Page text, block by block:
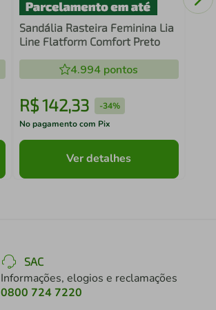
Sandália Rasteira Feminina Lia
Line Flatform Comfort Preto
4.994 pontos
R$142,33 -34%
No pagamento com Pix
Ver detalhes
SAC
Informações, elogios e reclamações
0800 724 7220